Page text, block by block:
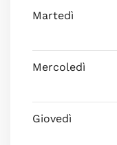
Martedì
Mercoledì
Giovedì